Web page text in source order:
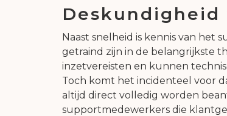
Naast snelheid is kennis van het
getraind zijn in de belangrijkste
inzetvereisten en kunnen
Toch komt het incidenteel voor
altijd direct volledig worden
supportmedewerkers die